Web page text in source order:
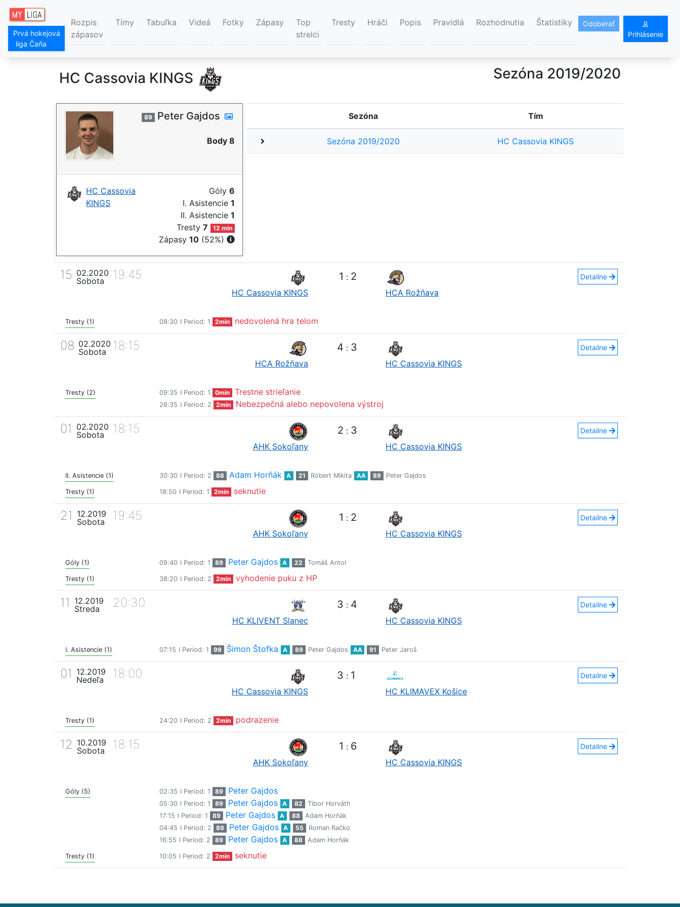
Prvá hokejová
liga Čaňa
Rozpis
zápasov
Tímy Tabuľka Videá Fotky Zápasy
Top
strelci
Tresty Hráči Popis Pravidlá Rozhodnutia Štatistiky
Odoberať
Prihlásenie
HC Cassovia KINGS Sezóna 2019/2020
89 Peter Gajdos
Body 8
HC Cassovia
KINGS
Góly 6
I. Asistencie 1
II. Asistencie 1
Tresty7 12 min
Zápasy 10 (52%)
Sezóna Tím
Sezóna 2019/2020 HC Cassovia KINGS
15 02.2020
Sobota
19:45
HC Cassovia KINGS
1 : 2
HCA Rožňava
Detailne
Tresty (1) 08:30 I Period: 1 2min nedovolená hra telom
08 02.2020
Sobota
18:15
HCA Rožňava
4 : 3
HC Cassovia KINGS
Detailne
Tresty (2) 09:35 I Period: 1 0min Trestne strieľanie
26:35 I Period: 2 2min Nebezpečná alebo nepovolena výstroj
01
02.2020
Sobota
18:15
AHK Sokoľany
2 : 3
HC Cassovia KINGS
Detailne
II. Asistencie (1) 30:30 I Period: 2 88 Adam Horňák A 21 Róbert Mikita AA 89 Peter Gajdos
Tresty (1) 18:50 I Period: 1 2min seknutie
21
12.2019
Sobota
19:45
AHK Sokoľany
1 : 2
HC Cassovia KINGS
Detailne
Góly (1) 09:40 I Period: 1 89 Peter Gajdos A 22 Tomáš Antol
Tresty (1) 38:20 I Period: 2 2min vyhodenie puku z HP
11
12.2019
Streda
20:30
HC KLIVENT Slanec
3 : 4
HC Cassovia KINGS
Detailne
I. Asistencie (1) 07:15 I Period: 1 99 Šimon Štofka A 89 Peter Gajdos AA 91 Peter Jaroš
01
12.2019
Nedeľa
18:00
HC Cassovia KINGS
3 : 1
HC KLIMAVEX Košice
Detailne
Tresty (1) 24:20 I Period: 2 2min podrazenie
12 10.2019
Sobota
18:15
AHK Sokoľany
1 : 6
HC Cassovia KINGS
Detailne
Góly (5) 02:35 I Period: 1 89 Peter Gajdos
05:30 I Period: 1 89 Peter Gajdos A 82
Tibor Horváth
17:15 I Period: 1 89 Peter Gajdos A 88
Adam Horňák
04:45 I Period: 2 89 Peter Gajdos A 55
Roman Račko
16:55 I Period: 2 89 Peter Gajdos A 88 Adam Horňák
Tresty (1) 10:05 I Period: 2 2min seknutie